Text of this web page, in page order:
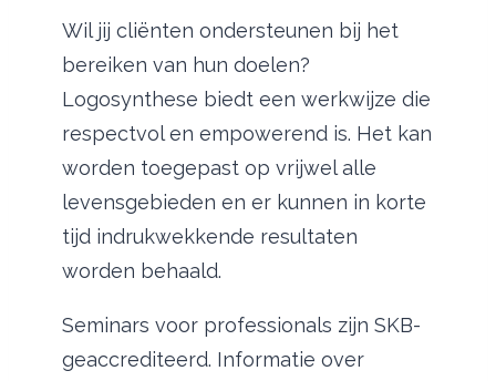
Wil jij cliënten ondersteunen bij het
bereiken van hun doelen?
Logosynthese biedt een werkwijze die
respectvol en empowerend is. Het kan
worden toegepast op vrijwel alle
levensgebieden en er kunnen in korte
tijd indrukwekkende resultaten
worden behaald.
Seminars voor professionals zijn SKB-
geaccrediteerd. Informatie over